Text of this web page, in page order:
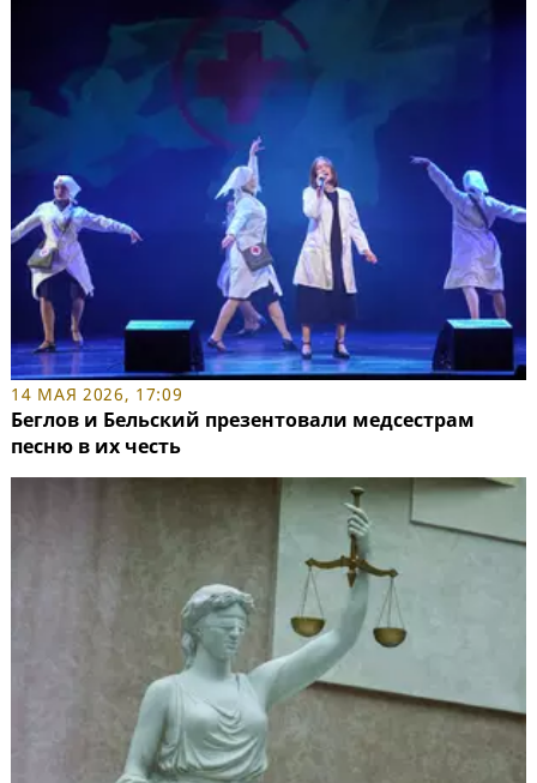
14 МАЯ 2026, 17:09
Беглов и Бельский презентовали медсестрам
песню в их честь